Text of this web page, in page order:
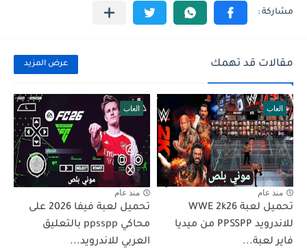
مقالات قد تهمك عرض المزيد
العاب
منذ عام
تحميل لعبة WWE 2k26
للاندرويد PPSSPP من ميديا
فاير لعبة...
العاب
منذ عام
تحميل لعبة فيفا 2026 على
محاكي ppsspp بالتعليق
العربي للاندرويد...